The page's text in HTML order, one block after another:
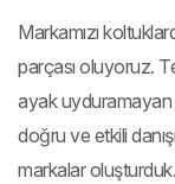
Markamızı
parçası oluyoruz.
ayak uyduramayan
doğru ve etkili
markalar